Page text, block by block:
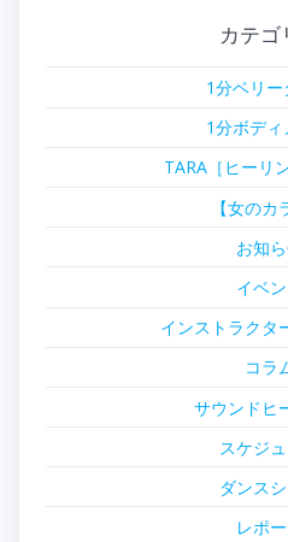
カテゴ
1分ベリー
1分ボディ
TARA［ヒーリ
【女のカ
お知
イベ
インストラクタ
コラ
サウンドヒ
スケジ
ダンス
レポ